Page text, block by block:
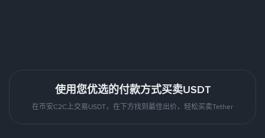
使用您优选的付款方式买卖USDT
在币安C2C上交易USDT，在下方找到最佳出价，轻松买卖Tether